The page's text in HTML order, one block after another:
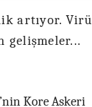
artıyor.
gelişmeler...
Kore Askeri